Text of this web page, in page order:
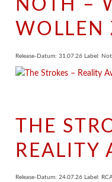
NOTH –
WOLLEN
Release-Datum: 31.07.26 Label:
THE
REALITY
Release-Datum: 24.07.26 Label: